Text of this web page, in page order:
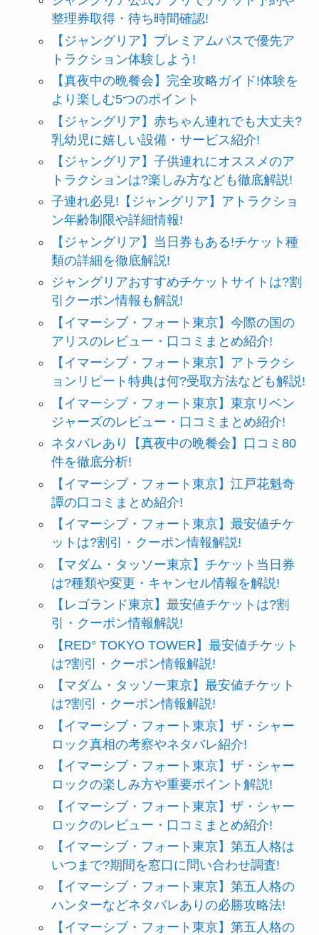
整理券取得・待ち時間確認!
【ジャングリア】プレミアムパスで優先ア
トラクション体験しよう!
【真夜中の晩餐会】完全攻略ガイド!体験を
より楽しむ5つのポイント
【ジャングリア】赤ちゃん連れでも大丈夫?
乳幼児に嬉しい設備・サービス紹介!
【ジャングリア】子供連れにオススメのア
トラクションは?楽しみ方なども徹底解説!
子連れ必見!【ジャングリア】アトラクショ
ン年齢制限や詳細情報!
【ジャングリア】当日券もある!チケット種
類の詳細を徹底解説!
ジャングリアおすすめチケットサイトは?割
引クーポン情報も解説!
【イマーシブ・フォート東京】今際の国の
アリスのレビュー・口コミまとめ紹介!
【イマーシブ・フォート東京】アトラクシ
ョンリピート特典は何?受取方法なども解説!
【イマーシブ・フォート東京】東京リベン
ジャーズのレビュー・口コミまとめ紹介!
ネタバレあり【真夜中の晩餐会】口コミ80
件を徹底分析!
【イマーシブ・フォート東京】江戸花魁奇
譚の口コミまとめ紹介!
【イマーシブ・フォート東京】最安値チケ
ットは?割引・クーポン情報解説!
【マダム・タッソー東京】チケット当日券
は?種類や変更・キャンセル情報を解説!
【レゴランド東京】最安値チケットは?割
引・クーポン情報解説!
【RED° TOKYO TOWER】最安値チケット
は?割引・クーポン情報解説!
【マダム・タッソー東京】最安値チケット
は?割引・クーポン情報解説!
【イマーシブ・フォート東京】ザ・シャー
ロック真相の考察やネタバレ紹介!
【イマーシブ・フォート東京】ザ・シャー
ロックの楽しみ方や重要ポイント解説!
【イマーシブ・フォート東京】ザ・シャー
ロックのレビュー・口コミまとめ紹介!
【イマーシブ・フォート東京】第五人格は
いつまで?期間を窓口に問い合わせ調査!
【イマーシブ・フォート東京】第五人格の
ハンターなどネタバレありの必勝攻略法!
【イマーシブ・フォート東京】第五人格の